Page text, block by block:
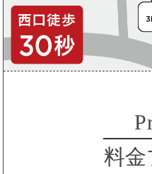
料金